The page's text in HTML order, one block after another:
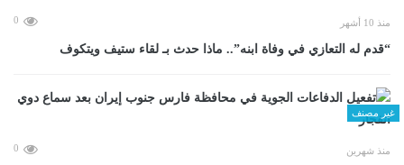
منذ 10 أشهر 0
“قدم له التعازي في وفاة ابنه”.. ماذا حدث بـ لقاء ستيف ويتكوف
غير مصنف
منذ شهرين 0